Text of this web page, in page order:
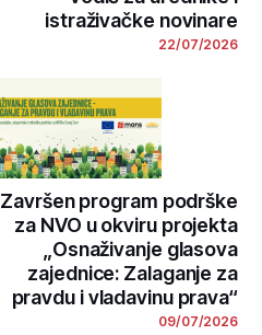
istraživačke novinare
22/07/2026
Završen program podrške
za NVO u okviru projekta
„Osnaživanje glasova
zajednice: Zalaganje za
pravdu i vladavinu prava“
09/07/2026